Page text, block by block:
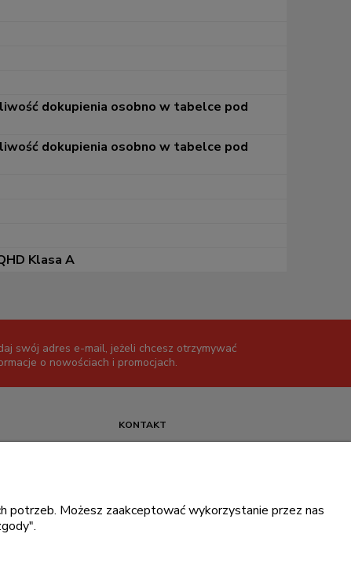
dokupienia osobno w tabelce pod
dokupienia osobno w tabelce pod
Klasa A
swój adres e-mail, jeżeli chcesz otrzymywać
o nowościach i promocjach.
KONTAKT
potrzeb. Możesz zaakceptować wykorzystanie przez nas